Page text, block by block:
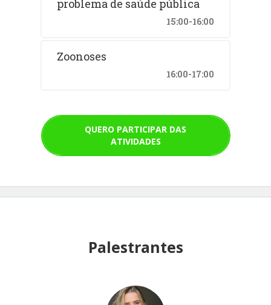
problema de saúde pública
15:00-16:00
Zoonoses
16:00-17:00
QUERO PARTICIPAR DAS
ATIVIDADES
Palestrantes